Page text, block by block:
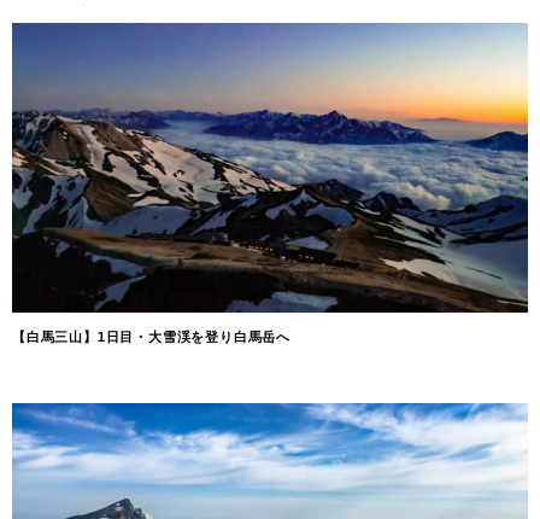
【白馬三山】1日目・大雪渓を登り白馬岳へ